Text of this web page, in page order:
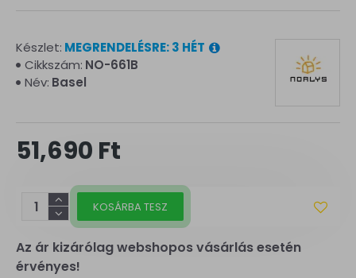
Az ár kizárólag webshopos vásárlás esetén
érvényes!
51,690 Ft
Készlet: MEGRENDELÉSRE: 3 HÉT
Cikkszám: NO-661B
Név: Basel
KOSÁRBA TESZ